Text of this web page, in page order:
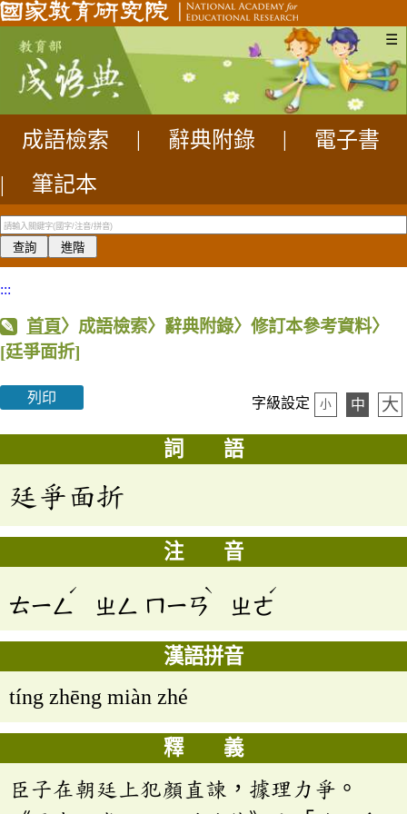
☰
成語檢索 辭典附錄
電子書
|
筆記本
:::
首頁〉成語檢索〉辭典附錄〉修訂本參考資料〉
[廷爭面折]
列印 字級設定 小 中 大
詞 語
廷爭面折
注 音
ㄊㄧㄥ
ˊ
ㄓㄥ ㄇㄧㄢ
ˋ
ㄓㄜ
ˊ
漢語拼音
tíng zhēng miàn zhé
釋 義
臣子在朝廷上犯顏直諫，據理力爭。